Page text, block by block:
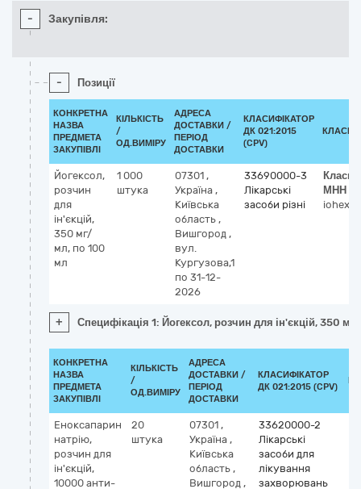
- Закупівля:
- Позиції
КОНКРЕТНА
НАЗВА
ПРЕДМЕТА
ЗАКУПІВЛІ
КІЛЬКІСТЬ
/
ОД.ВИМІРУ
АДРЕСА
ДОСТАВКИ /
ПЕРІОД
ДОСТАВКИ
КЛАСИФІКАТОР
ДК 021:2015
(CPV)
Йогексол,
розчин
для
ін'єкцій,
350 мг/
мл, по 100
мл
1 000
штука
07301 ,
Україна ,
Київська
область ,
Вишгород ,
вул.
Кургузова,1
по 31-12-
2026
33690000-3
Лікарські
засоби різні
МНН
iohexol
+ Специфікація 1: Йогексол, розчин для ін'єкцій, 350
КОНКРЕТНА
НАЗВА
ПРЕДМЕТА
ЗАКУПІВЛІ
КІЛЬКІСТЬ
/
ОД.ВИМІРУ
АДРЕСА
ДОСТАВКИ /
ПЕРІОД
ДОСТАВКИ
КЛАСИФІКАТОР
ДК 021:2015 (CPV)
Еноксапарин
натрію,
розчин для
ін'єкцій,
10000 анти-
20
штука
07301 ,
Україна ,
Київська
область ,
Вишгород ,
33620000-2
Лікарські
засоби для
лікування
захворювань